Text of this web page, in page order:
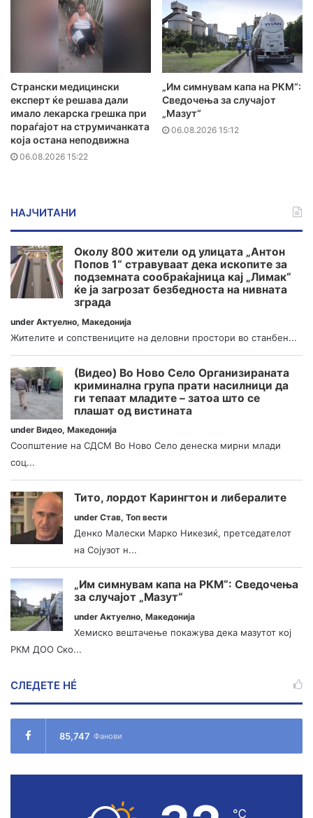
Странски медицински
експерт ќе решава дали
имало лекарска грешка при
пораѓајот на струмичанката
која остана неподвижна
06.08.2026 15:22
„Им симнувам капа на РКМ“:
Сведочења за случајот
„Мазут“
06.08.2026 15:12
НАЈЧИТАНИ
Околу 800 жители од улицата „Антон
Попов 1“ стравуваат дека ископите за
подземната сообраќајница кај „Лимак“
ќе ја загрозат безбедноста на нивната
зграда
under Актуелно, Македонија
Жителите и сопствениците на деловни простори во станбен...
(Видео) Во Ново Село Организираната
криминална група прати насилници да
ги тепаат младите – затоа што се
плашат од вистината
under Видео, Македонија
Соопштение на СДСМ Во Ново Село денеска мирни млади
соц...
Тито, лордот Карингтон и либералите
under Став, Топ вести
Денко Малески Марко Никезиќ, претседателот
на Сојузот н...
„Им симнувам капа на РКМ“: Сведочења
за случајот „Мазут“
under Актуелно, Македонија
Хемиско вештачење покажува дека мазутот кој
РКМ ДОО Ско...
СЛЕДЕТЕ НÉ
85,747 Фанови
℃